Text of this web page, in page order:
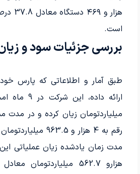
هزار
است.
بررسی جزئیات سود و
طبق آمار و اطلاعاتی که پارس‌
رقم به 4‌ هزار و